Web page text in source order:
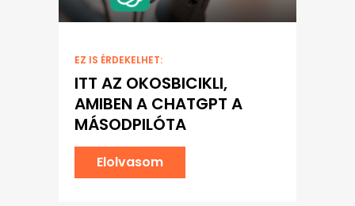
EZ IS ÉRDEKELHET:
ITT AZ OKOSBICIKLI,
AMIBEN A CHATGPT A
MÁSODPILÓTA
Elolvasom